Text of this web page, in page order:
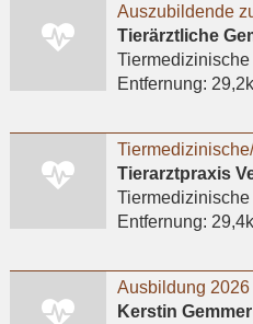
Entfernung:
Tierarztpraxis
Entfernung:
Kerstin